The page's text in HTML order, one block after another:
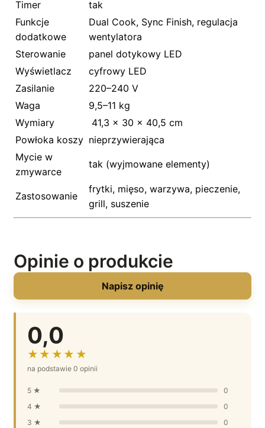
Timer
tak
Funkcje
dodatkowe
Dual Cook, Sync Finish, regulacja
wentylatora
Sterowanie
panel dotykowy LED
Wyświetlacz
cyfrowy LED
Zasilanie
220–240 V
Waga
9,5–11 kg
Wymiary
41,3 × 30 × 40,5 cm
Powłoka koszy nieprzywierająca
Mycie w
zmywarce
tak (wyjmowane elementy)
Zastosowanie
frytki, mięso, warzywa, pieczenie,
grill, suszenie
Opinie o produkcie
Napisz opinię
0,0
★★★★★
na podstawie 0 opinii
5 ★
0
4 ★
0
3 ★
0